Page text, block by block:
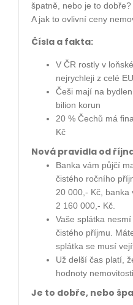
špatně, nebo je to
A jak to ovlivní ceny
Čísla a fakta:
V ČR rostly v
nejrychleji z celé EU
Češi mají na
bilion korun
20 % Čechů má
Kč
Nová pravidla od
Banka vám půjčí
čistého ročního
20 000,- Kč, banka
2 160 000,- Kč.
Vaše splátka
čistého příjmu.
splátka se musí
Už delší čas platí,
hodnoty nemovitosti.
Je to dobře, nebo